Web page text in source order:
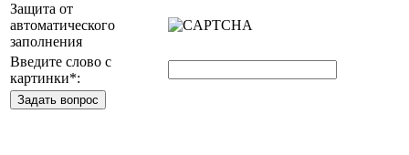
Защита от
автоматического
заполнения
Введите слово с
картинки*: